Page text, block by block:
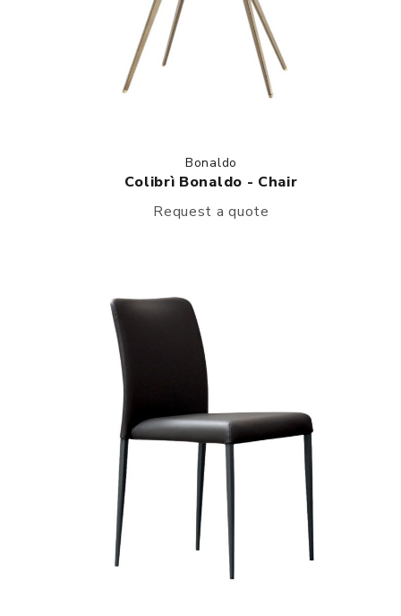
Bonaldo
Colibrì Bonaldo - Chair
Request a quote